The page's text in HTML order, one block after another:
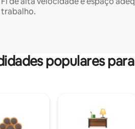
trabalho.
populares